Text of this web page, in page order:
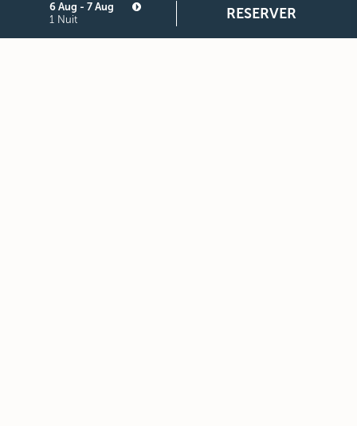
6 Aug - 7 Aug
1 Nuit RESERVER